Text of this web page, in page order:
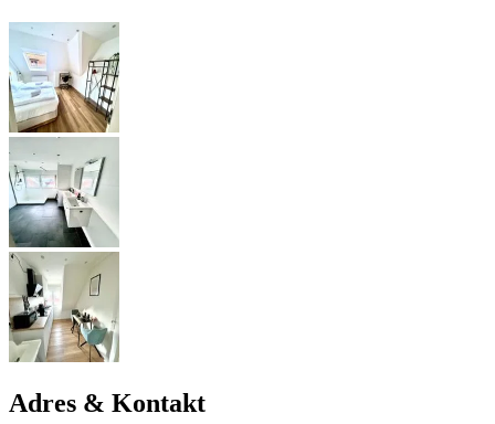
Adres & Kontakt